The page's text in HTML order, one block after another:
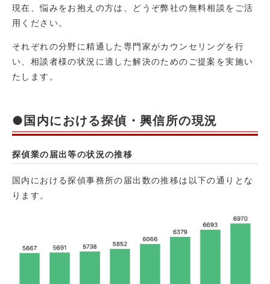
現在、悩みをお抱えの方は、どうぞ弊社の無料相談をご活
用ください。
それぞれの分野に精通した専門家がカウンセリングを行
い、相談者様の状況に適した解決のためのご提案を実施い
たします。
●国内における探偵・興信所の現況
探偵業の届出等の状況の推移
国内における探偵事務所の届出数の推移は以下の通りとな
ります。